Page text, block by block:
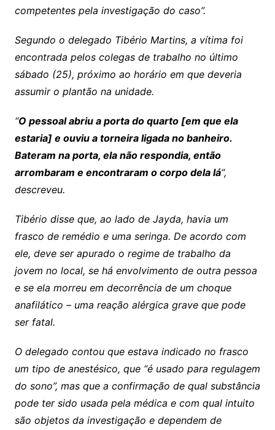
competentes pela investigação do caso”.
Segundo o delegado Tibério Martins, a vítima foi
encontrada pelos colegas de trabalho no último
sábado (25), próximo ao horário em que deveria
assumir o plantão na unidade.
“O pessoal abriu a porta do quarto [em que ela
estaria] e ouviu a torneira ligada no banheiro.
Bateram na porta, ela não respondia, então
arrombaram e encontraram o corpo dela lá“,
descreveu.
Tibério disse que, ao lado de Jayda, havia um
frasco de remédio e uma seringa. De acordo com
ele, deve ser apurado o regime de trabalho da
jovem no local, se há envolvimento de outra pessoa
e se ela morreu em decorrência de um choque
anafilático – uma reação alérgica grave que pode
ser fatal.
O delegado contou que estava indicado no frasco
um tipo de anestésico, que “é usado para regulagem
do sono”, mas que a confirmação de qual substância
pode ter sido usada pela médica e com qual intuito
são objetos da investigação e dependem de